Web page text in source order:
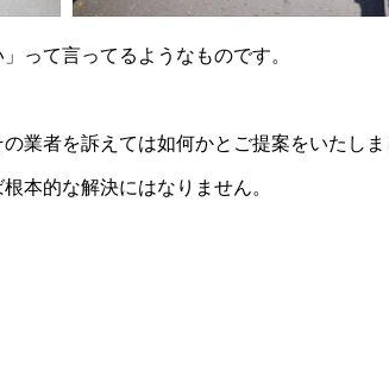
って言ってるようなものです。
業者を訴えては如何かとご提案をいたしま
本的な解決にはなりません。